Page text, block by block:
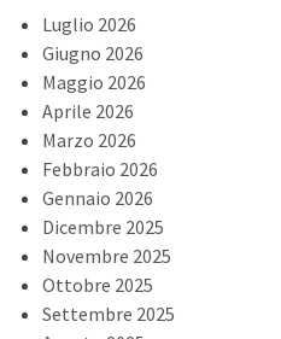
Luglio 2026
Giugno 2026
Maggio 2026
Aprile 2026
Marzo 2026
Febbraio 2026
Gennaio 2026
Dicembre 2025
Novembre 2025
Ottobre 2025
Settembre 2025